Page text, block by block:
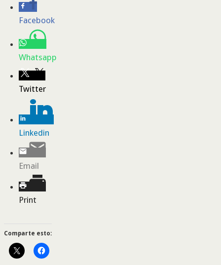
Facebook
Whatsapp
Twitter
Linkedin
Email
Print
Comparte esto: